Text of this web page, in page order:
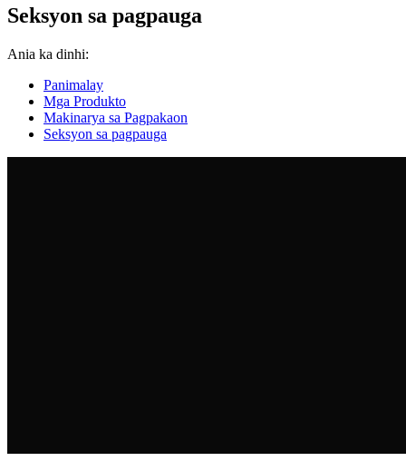
Seksyon sa pagpauga
Ania ka dinhi:
Panimalay
Mga Produkto
Makinarya sa Pagpakaon
Seksyon sa pagpauga